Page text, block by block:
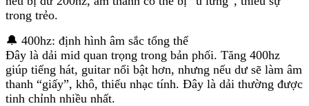
trong trẻo.
🔔 400hz: định hình âm sắc tổng thể
Đây là dải mid quan trọng trong bản phối. Tăng 400hz
giúp tiếng hát, guitar nổi bật hơn, nhưng nếu dư sẽ làm âm
thanh “giấy”, khô, thiếu nhạc tính. Đây là dải thường được
tinh chỉnh nhiều nhất.